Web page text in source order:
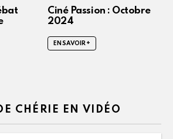
Ciné Passion : Octobre
2024
EN SAVOIR +
CHÉRIE EN VIDÉO